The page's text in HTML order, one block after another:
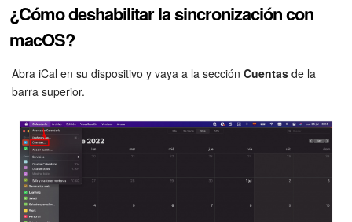
Calendario
Bitrix24 Drive
Webmail
Grupos de trabajo
Tareas y proyectos
CoPilot - IA en Bitrix24
¿Cómo deshabilitar la sincronización con
macOS?
Abra iCal en su dispositivo y vaya a la sección Cuentas de la
barra superior.